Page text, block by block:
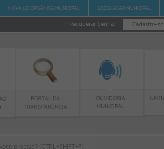
NOVA LEI ORGÂNICA MUNICIPAL LEGISLAÇÃO MUNICIPAL
Cadastre-se
Recuperar Senha
DA
OUVIDORIA
MUNICIPAL
CARTA DE SERVIÇOS